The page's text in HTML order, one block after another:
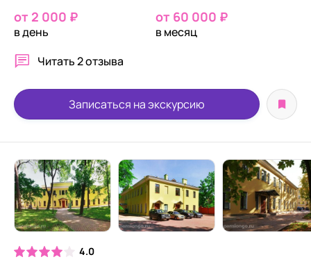
от 2 000 ₽
в день
от 60 000 ₽
в месяц
Читать2 отзыва
Записаться на экскурсию
4.0